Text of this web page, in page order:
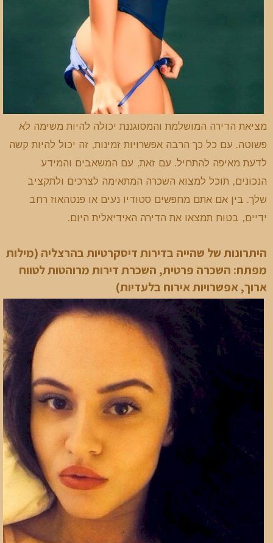
מציאת הדירה המושלמת והמסוגננת יכולה להיות משימה לא
פשוטה. עם כל כך הרבה אפשרויות זמינות, זה יכול להיות קשה
לדעת מאיפה להתחיל. עם זאת, עם המשאבים והמידע
הנכונים, תוכל למצוא השכרה המתאימה לצרכים ולתקציב
שלך. בין אם אתם מחפשים סטודיו נעים או פנטהאוז רחב
ידיים, בטוח תמצאו את הדירה האידיאלית היום.
היתרונות של שהייה בדירות דיסקרטיות בהרצליה (מילות
מפתח: השכרה פרטית, השכרת דירות מרוהטות לטווח
ארוך, אפשרויות אירוח בלעדיות)